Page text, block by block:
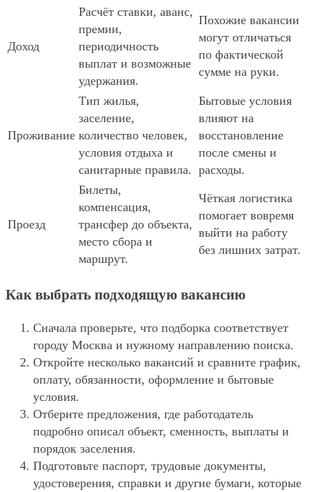
Доход
Расчёт ставки, аванс,
премии,
периодичность
выплат и возможные
удержания.
Похожие вакансии
могут отличаться
по фактической
сумме на руки.
Проживание
Тип жилья,
заселение,
количество человек,
условия отдыха и
санитарные правила.
Бытовые условия
влияют на
восстановление
после смены и
расходы.
Проезд
Билеты,
компенсация,
трансфер до объекта,
место сбора и
маршрут.
Чёткая логистика
помогает вовремя
выйти на работу
без лишних затрат.
Как выбрать подходящую вакансию
Сначала проверьте, что подборка соответствует
городу Москва и нужному направлению поиска.
Откройте несколько вакансий и сравните график,
оплату, обязанности, оформление и бытовые
условия.
Отберите предложения, где работодатель
подробно описал объект, сменность, выплаты и
порядок заселения.
Подготовьте паспорт, трудовые документы,
удостоверения, справки и другие бумаги, которые